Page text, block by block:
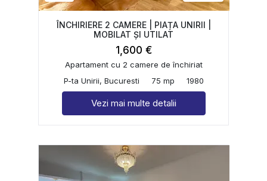
ÎNCHIRIERE 2 CAMERE | PIAȚA UNIRII |
MOBILAT ȘI UTILAT
1,600 €
Apartament cu 2 camere de închiriat
P-ta Unirii, Bucuresti
75 mp 1980
Vezi mai multe detalii